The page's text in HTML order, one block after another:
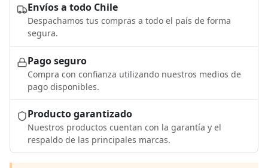
Envíos a todo Chile
Despachamos tus compras a todo el país de forma
segura.
Pago seguro
Compra con confianza utilizando nuestros medios de
pago disponibles.
Producto garantizado
Nuestros productos cuentan con la garantía y el
respaldo de las principales marcas.